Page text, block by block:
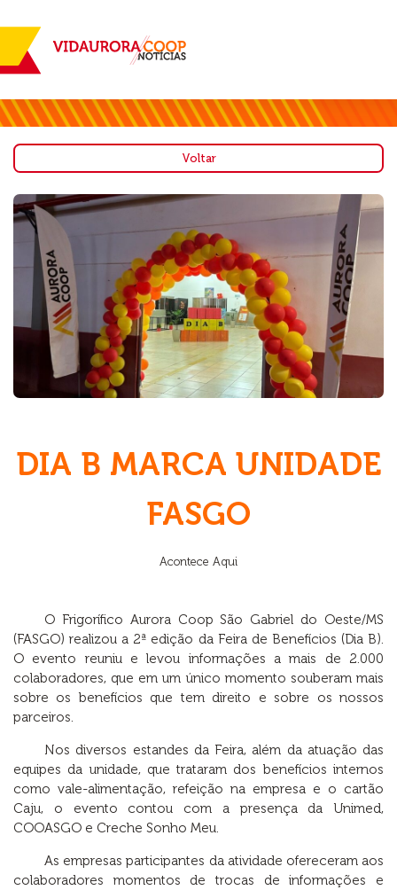
Voltar
DIA B MARCA UNIDADE
FASGO
Acontece Aqui
O Frigorífico Aurora Coop São Gabriel do Oeste/MS
(FASGO) realizou a 2ª edição da Feira de Benefícios (Dia B).
O evento reuniu e levou informações a mais de 2.000
colaboradores, que em um único momento souberam mais
sobre os benefícios que tem direito e sobre os nossos
parceiros.
Nos diversos estandes da Feira, além da atuação das
equipes da unidade, que trataram dos benefícios internos
como vale-alimentação, refeição na empresa e o cartão
Caju, o evento contou com a presença da Unimed,
COOASGO e Creche Sonho Meu.
As empresas participantes da atividade ofereceram aos
colaboradores momentos de trocas de informações e